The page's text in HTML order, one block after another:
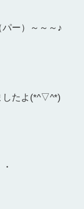
ー）～～～♪
したよ(*^▽^*)